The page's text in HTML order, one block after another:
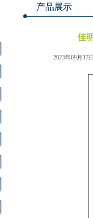
产品展示
佳
2023年09月17